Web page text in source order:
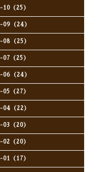
10（25）
09（24）
08（25）
07（25）
06（24）
05（27）
04（22）
03（20）
02（20）
01（17）